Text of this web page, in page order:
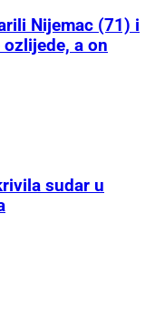
Nijemac (71) i
a on
sudar u